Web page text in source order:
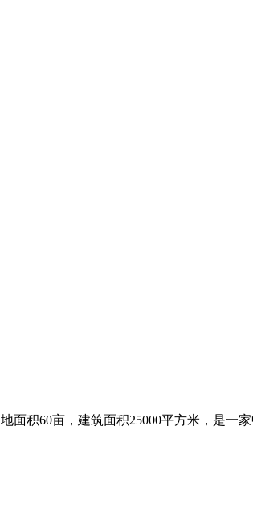
积60亩，建筑面积25000平方米，是一